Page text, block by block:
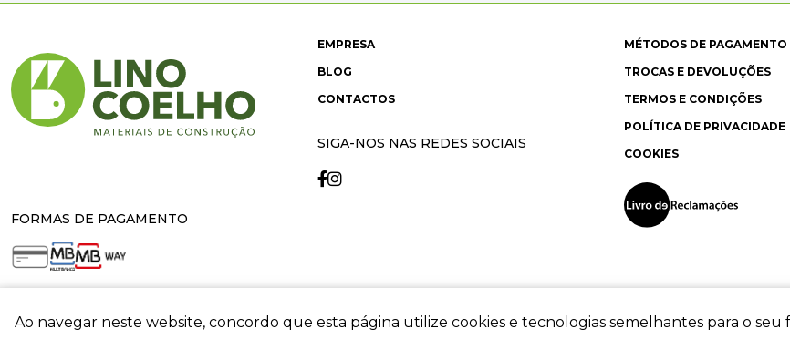
Ao navegar neste website, concordo que esta página utilize cookies e tecnologias semelhantes para o
FORMAS DE PAGAMENTO
EMPRESA
BLOG
CONTACTOS
SIGA-NOS NAS REDES SOCIAIS
MÉTODOS DE PAGAMENTO
TROCAS E DEVOLUÇÕES
TERMOS E CONDIÇÕES
POLÍTICA DE PRIVACIDADE
COOKIES
critec